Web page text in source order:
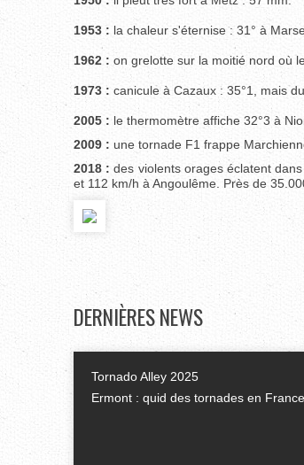
1953 : la chaleur s'éternise : 31° à
1962 : on grelotte sur la moitié nord où
1973 : canicule à Cazaux : 35°1, mais
2005 : le thermomètre affiche 32°3 à
2009 : une tornade F1 frappe
2018 : des violents orages éclatent
et 112 km/h à Angoulême. Près de
DERNIÈRESNEWS
Tornado Alley 2025
Ermont : quid des tornades en France